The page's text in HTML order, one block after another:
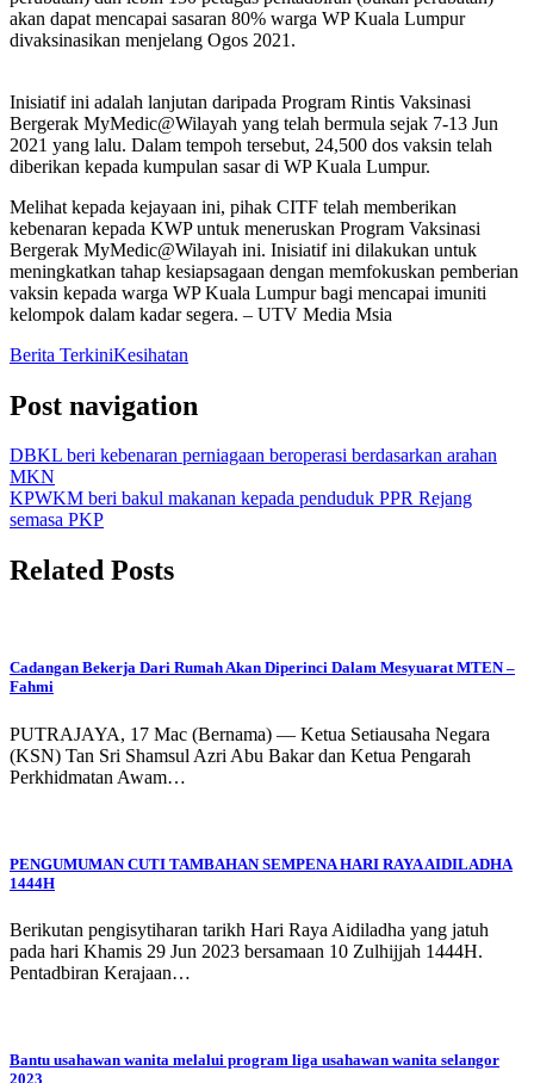
akan dapat mencapai sasaran 80% warga WP Kuala Lumpur
divaksinasikan menjelang Ogos 2021.
Inisiatif ini adalah lanjutan daripada Program Rintis Vaksinasi
Bergerak MyMedic@Wilayah yang telah bermula sejak 7-13 Jun
2021 yang lalu. Dalam tempoh tersebut, 24,500 dos vaksin telah
diberikan kepada kumpulan sasar di WP Kuala Lumpur.
Melihat kepada kejayaan ini, pihak CITF telah memberikan
kebenaran kepada KWP untuk meneruskan Program Vaksinasi
Bergerak MyMedic@Wilayah ini. Inisiatif ini dilakukan untuk
meningkatkan tahap kesiapsagaan dengan memfokuskan pemberian
vaksin kepada warga WP Kuala Lumpur bagi mencapai imuniti
kelompok dalam kadar segera. – UTV Media Msia
Berita TerkiniKesihatan
Post navigation
DBKL beri kebenaran perniagaan beroperasi berdasarkan arahan
MKN
KPWKM beri bakul makanan kepada penduduk PPR Rejang
semasa PKP
Related Posts
Cadangan Bekerja Dari Rumah Akan Diperinci Dalam Mesyuarat MTEN –
Fahmi
PUTRAJAYA, 17 Mac (Bernama) — Ketua Setiausaha Negara
(KSN) Tan Sri Shamsul Azri Abu Bakar dan Ketua Pengarah
Perkhidmatan Awam…
PENGUMUMAN CUTI TAMBAHAN SEMPENA HARI RAYA AIDILADHA
1444H
Berikutan pengisytiharan tarikh Hari Raya Aidiladha yang jatuh
pada hari Khamis 29 Jun 2023 bersamaan 10 Zulhijjah 1444H.
Pentadbiran Kerajaan…
Bantu usahawan wanita melalui program liga usahawan wanita selangor
2023